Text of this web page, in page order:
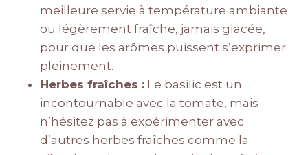
meilleure servie à température ambiante
ou légèrement fraîche, jamais glacée,
pour que les arômes puissent s’exprimer
pleinement.
Herbes fraîches : Le basilic est un
incontournable avec la tomate, mais
n’hésitez pas à expérimenter avec
d’autres herbes fraîches comme la